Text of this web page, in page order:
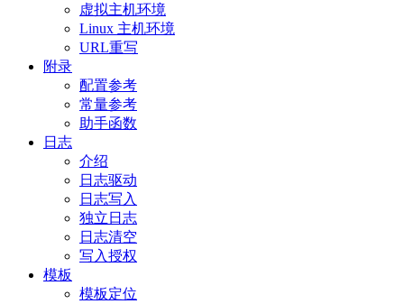
虚拟主机环境
Linux 主机环境
URL重写
附录
配置参考
常量参考
助手函数
日志
介绍
日志驱动
日志写入
独立日志
日志清空
写入授权
模板
模板定位